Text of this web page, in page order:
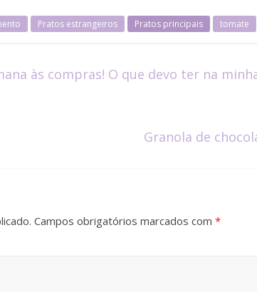
Pratos estrangeiros Pratos principais tomate
às compras! O que devo ter na
Granola de
Campos obrigatórios marcados com *